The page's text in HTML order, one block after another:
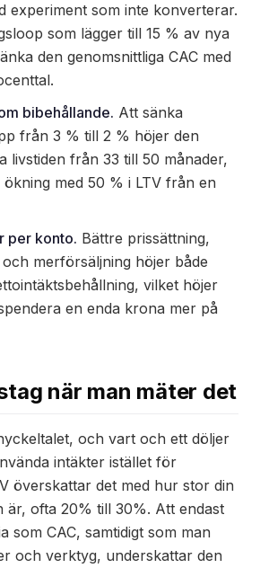
experiment som inte konverterar.
som lägger till 15 % av nya
den genomsnittliga CAC med
bibehållande. Att sänka
från 3 % till 2 % höjer den
livstiden från 33 till 50 månader,
med 50 % i LTV från en
per konto. Bättre prissättning,
och merförsäljning höjer både
vilket höjer
en enda krona mer på
när man mäter det
och vart och ett döljer
intäkter istället för
överskattar det med hur stor din
är, ofta 20% till 30%. Att endast
som CAC, samtidigt som man
och verktyg, underskattar den